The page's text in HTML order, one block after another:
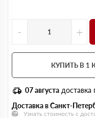
- +
КУПИТЬ В 1
07 августа доставка
Доставка в Санкт-
Узнать стоимость с